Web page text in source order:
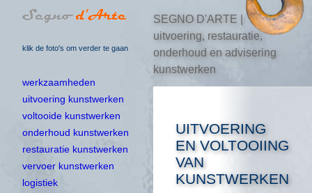
klik de foto's om verder te gaan
SEGNO D'ARTE |
uitvoering, restauratie,
onderhoud en advisering
kunstwerken
werkzaamheden
uitvoering kunstwerken
voltooide kunstwerken
onderhoud kunstwerken
restauratie kunstwerken
vervoer kunstwerken
logistiek
UITVOERING
EN VOLTOOIING
VAN
KUNSTWERKEN